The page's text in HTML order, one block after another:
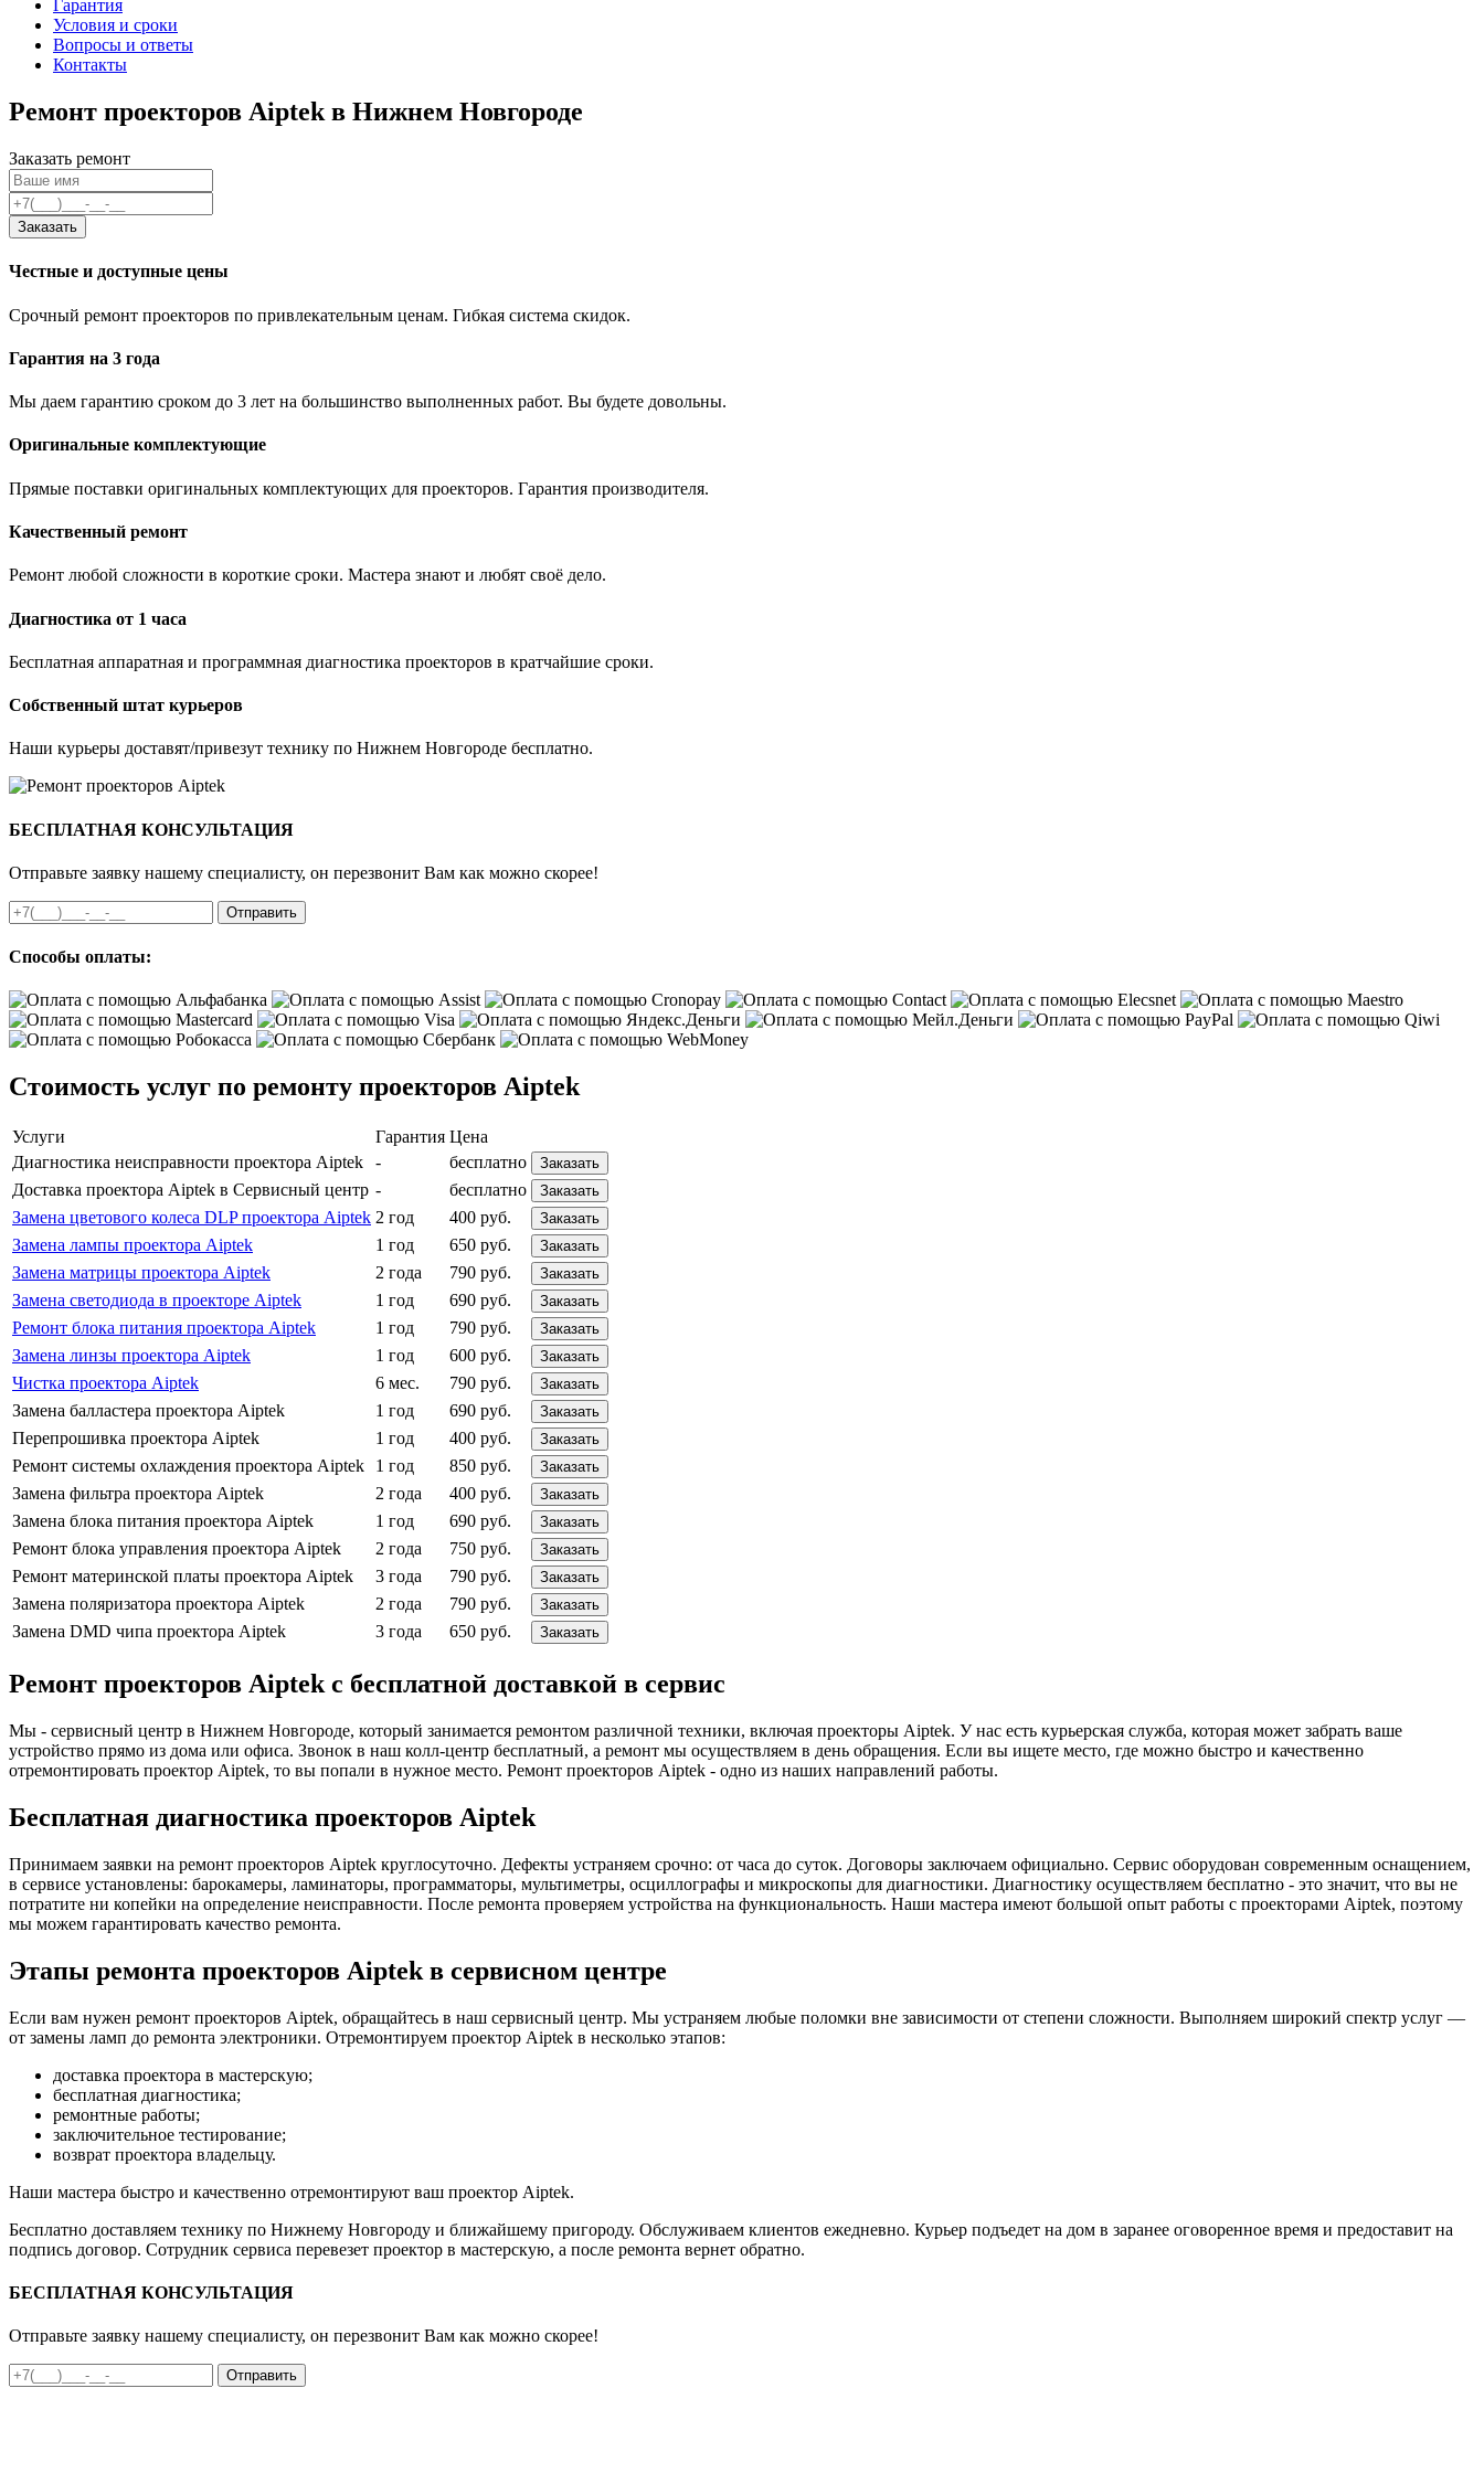
Гарантия
Условия и сроки
Вопросы и ответы
Контакты
Ремонт проекторов Aiptek в Нижнем Новгороде
Заказать ремонт
Заказать
Честные и доступные цены
Срочный ремонт проекторов по привлекательным ценам. Гибкая система скидок.
Гарантия на 3 года
Мы даем гарантию сроком до 3 лет на большинство выполненных работ. Вы будете довольны.
Оригинальные комплектующие
Прямые поставки оригинальных комплектующих для проекторов. Гарантия производителя.
Качественный ремонт
Ремонт любой сложности в короткие сроки. Мастера знают и любят своё дело.
Диагностика от 1 часа
Бесплатная аппаратная и программная диагностика проекторов в кратчайшие сроки.
Собственный штат курьеров
Наши курьеры доставят/привезут технику по Нижнем Новгороде бесплатно.
БЕСПЛАТНАЯ КОНСУЛЬТАЦИЯ
Отправьте заявку нашему специалисту, он перезвонит Вам как можно скорее!
Отправить
Способы оплаты:
Стоимость услуг по ремонту проекторов Aiptek
Услуги Гарантия Цена
Диагностика неисправности проектора Aiptek
- бесплатно Заказать
Доставка проектора Aiptek в Сервисный центр - бесплатно Заказать
Замена цветового колеса DLP проектора Aiptek 2 год 400 руб. Заказать
Замена лампы проектора Aiptek 1 год 650 руб. Заказать
Замена матрицы проектора Aiptek 2 года 790 руб. Заказать
Замена светодиода в проекторе Aiptek 1 год 690 руб. Заказать
Ремонт блока питания проектора Aiptek 1 год 790 руб. Заказать
Замена линзы проектора Aiptek 1 год 600 руб. Заказать
Чистка проектора Aiptek 6 мес. 790 руб. Заказать
Замена балластера проектора Aiptek 1 год 690 руб. Заказать
Перепрошивка проектора Aiptek 1 год 400 руб. Заказать
Ремонт системы охлаждения проектора Aiptek 1 год 850 руб. Заказать
Замена фильтра проектора Aiptek 2 года 400 руб. Заказать
Замена блока питания проектора Aiptek 1 год 690 руб. Заказать
Ремонт блока управления проектора Aiptek 2 года 750 руб. Заказать
Ремонт материнской платы проектора Aiptek 3 года 790 руб. Заказать
Замена поляризатора проектора Aiptek 2 года 790 руб. Заказать
Замена DMD чипа проектора Aiptek 3 года 650 руб. Заказать
Ремонт проекторов Aiptek с бесплатной доставкой в сервис
Мы - сервисный центр в Нижнем Новгороде, который занимается ремонтом различной техники, включая проекторы Aiptek. У нас есть курьерская служба, которая может забрать ваше
устройство прямо из дома или офиса. Звонок в наш колл-центр бесплатный, а ремонт мы осуществляем в день обращения. Если вы ищете место, где можно быстро и качественно
отремонтировать проектор Aiptek, то вы попали в нужное место. Ремонт проекторов Aiptek - одно из наших направлений работы.
Бесплатная диагностика проекторов Aiptek
Принимаем заявки на ремонт проекторов Aiptek круглосуточно. Дефекты устраняем срочно: от часа до суток. Договоры заключаем официально. Сервис оборудован современным оснащением,
в сервисе установлены: барокамеры, ламинаторы, программаторы, мультиметры, осциллографы и микроскопы для диагностики. Диагностику осуществляем бесплатно - это значит, что вы не
потратите ни копейки на определение неисправности. После ремонта проверяем устройства на функциональность. Наши мастера имеют большой опыт работы с проекторами Aiptek, поэтому
мы можем гарантировать качество ремонта.
Этапы ремонта проекторов Aiptek в сервисном центре
Если вам нужен ремонт проекторов Aiptek, обращайтесь в наш сервисный центр. Мы устраняем любые поломки вне зависимости от степени сложности. Выполняем широкий спектр услуг —
от замены ламп до ремонта электроники. Отремонтируем проектор Aiptek в несколько этапов:
доставка проектора в мастерскую;
бесплатная диагностика;
ремонтные работы;
заключительное тестирование;
возврат проектора владельцу.
Наши мастера быстро и качественно отремонтируют ваш проектор Aiptek.
Бесплатно доставляем технику по Нижнему Новгороду и ближайшему пригороду. Обслуживаем клиентов ежедневно. Курьер подъедет на дом в заранее оговоренное время и предоставит на
подпись договор. Сотрудник сервиса перевезет проектор в мастерскую, а после ремонта вернет обратно.
БЕСПЛАТНАЯ КОНСУЛЬТАЦИЯ
Отправьте заявку нашему специалисту, он перезвонит Вам как можно скорее!
Отправить